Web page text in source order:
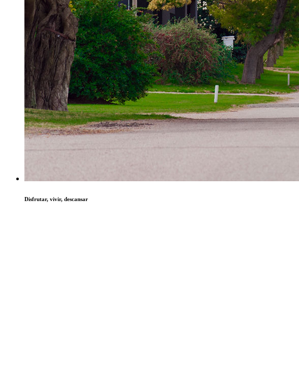
Disfrutar, vivir, descansar